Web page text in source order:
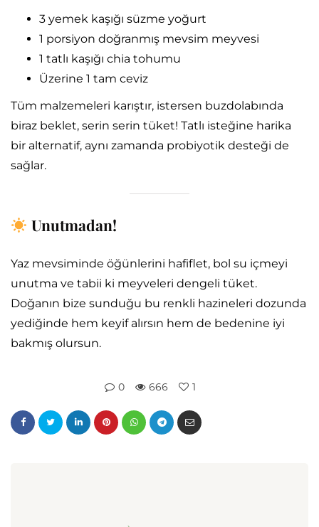
3 yemek kaşığı süzme yoğurt
1 porsiyon doğranmış mevsim meyvesi
1 tatlı kaşığı chia tohumu
Üzerine 1 tam ceviz
Tüm malzemeleri karıştır, istersen buzdolabında
biraz beklet, serin serin tüket! Tatlı isteğine harika
bir alternatif, aynı zamanda probiyotik desteği de
sağlar.
Unutmadan!
Yaz mevsiminde öğünlerini hafiflet, bol su içmeyi
unutma ve tabii ki meyveleri dengeli tüket.
Doğanın bize sunduğu bu renkli hazineleri dozunda
yediğinde hem keyif alırsın hem de bedenine iyi
bakmış olursun.
0 666 1